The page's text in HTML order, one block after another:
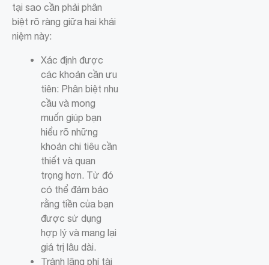
tại sao cần phải phân
biệt rõ ràng giữa hai khái
niệm này:
Xác định được
các khoản cần ưu
tiên: Phân biệt nhu
cầu và mong
muốn giúp bạn
hiểu rõ những
khoản chi tiêu cần
thiết và quan
trọng hơn. Từ đó
có thể đảm bảo
rằng tiền của bạn
được sử dụng
hợp lý và mang lại
giá trị lâu dài.
Tránh lãng phí tài